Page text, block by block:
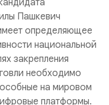
Пашкевич
определяющее
национальной
закрепления
необходимо
на мировом
платформы.